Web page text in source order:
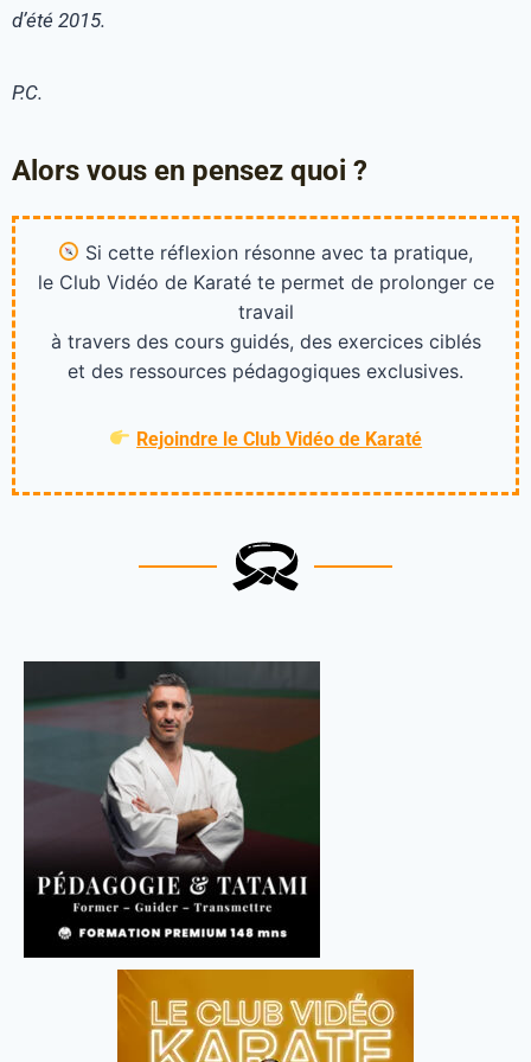
d’été 2015.
P.C.
Alors vous en pensez quoi ?
Si cette réflexion résonne avec ta pratique,
le Club Vidéo de Karaté te permet de prolonger ce
travail
à travers des cours guidés, des exercices ciblés
et des ressources pédagogiques exclusives.
Rejoindre le Club Vidéo de Karaté